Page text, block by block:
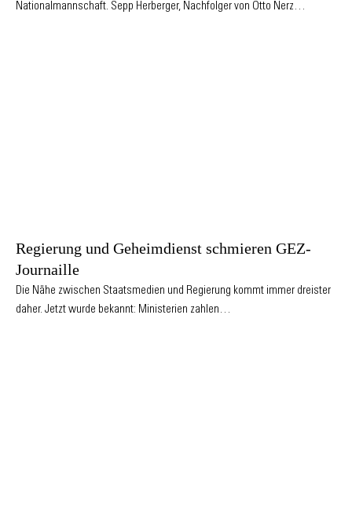
Nationalmannschaft. Sepp Herberger, Nachfolger von Otto Nerz…
Regierung und Geheimdienst schmieren GEZ-
Journaille
Die Nähe zwischen Staatsmedien und Regierung kommt immer dreister
daher. Jetzt wurde bekannt: Ministerien zahlen…